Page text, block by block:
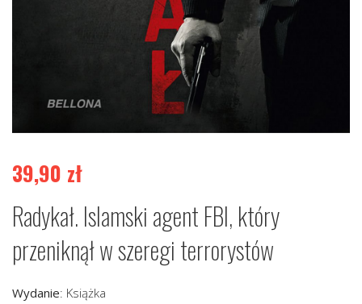
39,90 zł
Radykał. Islamski agent FBI, który
przeniknął w szeregi terrorystów
Wydanie: Książka